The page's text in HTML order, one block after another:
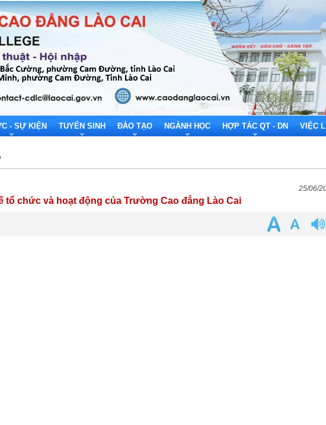
- SỰ KIỆN TUYỂN SINH ĐÀO TẠO NGÀNH HỌC HỢP TÁC QT - DN VIỆC
25/06/
tổ chức và hoạt động của Trường Cao đẳng Lào Cai